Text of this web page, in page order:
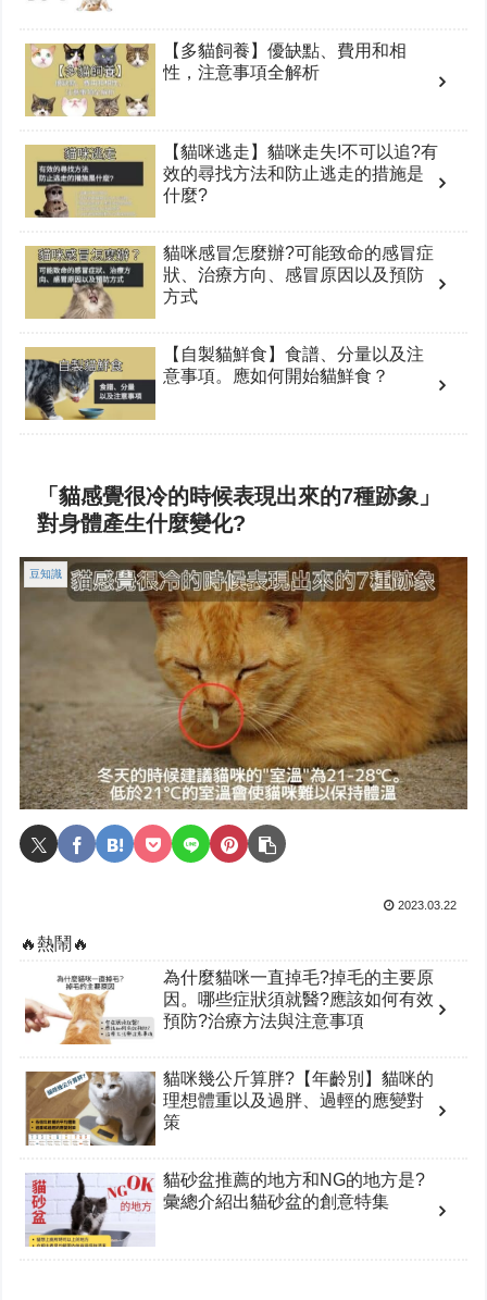
【多貓飼養】優缺點、費用和相
性，注意事項全解析
【貓咪逃走】貓咪走失!不可以追?有
效的尋找方法和防止逃走的措施是
什麼?
貓咪感冒怎麼辦?可能致命的感冒症
狀、治療方向、感冒原因以及預防
方式
【自製貓鮮食】食譜、分量以及注
意事項。應如何開始貓鮮食？
「貓感覺很冷的時候表現出來的7種跡象」
對身體產生什麼變化?
豆知識
2023.03.22
🔥熱鬧🔥
為什麼貓咪一直掉毛?掉毛的主要原
因。哪些症狀須就醫?應該如何有效
預防?治療方法與注意事項
貓咪幾公斤算胖?【年齡別】貓咪的
理想體重以及過胖、過輕的應變對
策
貓砂盆推薦的地方和NG的地方是?
彙總介紹出貓砂盆的創意特集